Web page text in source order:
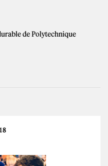
de Polytechnique